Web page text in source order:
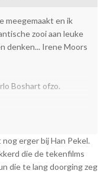
meegemaakt en ik
zooi aan leuke
denken... Irene Moors
Boshart ofzo.
ze tussendoor lieten
in de studio
erger bij Han Pekel.
die de tekenfilms
die te lang doorging zeg